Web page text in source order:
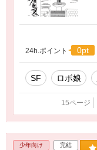
24h.ポイント 0pt
SF ロボ娘
15ページ
少年向け 完結